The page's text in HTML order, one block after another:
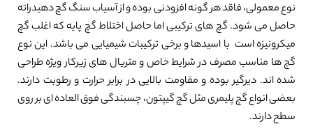
نوع معمولی، فاقد هر گونه افزودنی بوده و از آسیاب سنگ گچ دهیدراته
حاصل می شود. گچ های ترکیبی اما حاصل اختلاط گچ پایه که اغلب گچ
میکرونیزه است با اسیدها و برخی ترکیبات شیمیایی می باشد. این نوع
گچ ها مناسب مصرف در شرایط خاص و متریال های زیرکار ویژه طراحی
شده اند. دیرگیر بوده و مقاومت بالایی در برابر حرارت و رطوبت دارند.
بعضی انواع گچ پلیمری مثل گچ گیپتون، چسبندگی فوق العاده ای بر روی
سطح دارند.